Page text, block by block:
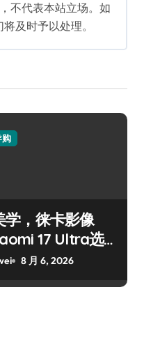
不代表本站立场。如
及时予以处理。
购
学，徕卡影像
17 Ultra选
8 月 6, 2026